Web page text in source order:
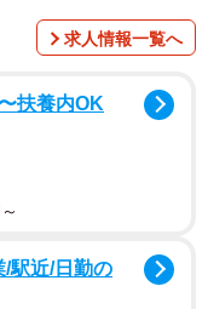
求人情報一覧へ
扶養内OK
駅近/日勤の